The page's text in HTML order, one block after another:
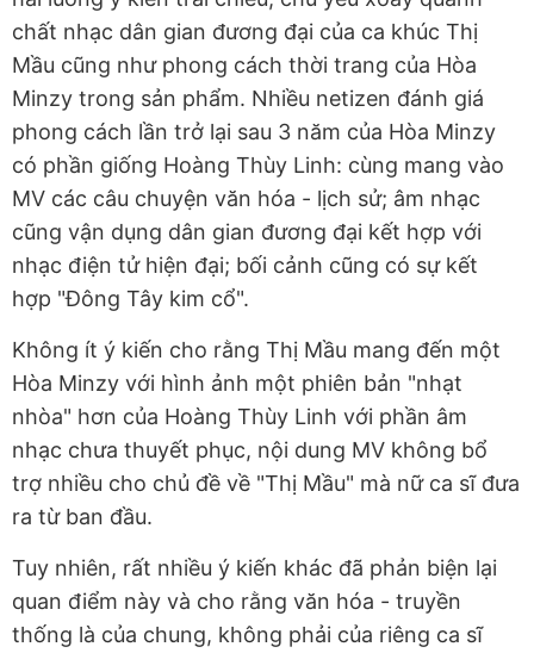
chất nhạc dân gian đương đại của ca khúc Thị
Mầu cũng như phong cách thời trang của Hòa
Minzy trong sản phẩm. Nhiều netizen đánh giá
phong cách lần trở lại sau 3 năm của Hòa Minzy
có phần giống Hoàng Thùy Linh: cùng mang vào
MV các câu chuyện văn hóa - lịch sử; âm nhạc
cũng vận dụng dân gian đương đại kết hợp với
nhạc điện tử hiện đại; bối cảnh cũng có sự kết
hợp "Đông Tây kim cổ".
Không ít ý kiến cho rằng Thị Mầu mang đến một
Hòa Minzy với hình ảnh một phiên bản "nhạt
nhòa" hơn của Hoàng Thùy Linh với phần âm
nhạc chưa thuyết phục, nội dung MV không bổ
trợ nhiều cho chủ đề về "Thị Mầu" mà nữ ca sĩ đưa
ra từ ban đầu.
Tuy nhiên, rất nhiều ý kiến khác đã phản biện lại
quan điểm này và cho rằng văn hóa - truyền
thống là của chung, không phải của riêng ca sĩ